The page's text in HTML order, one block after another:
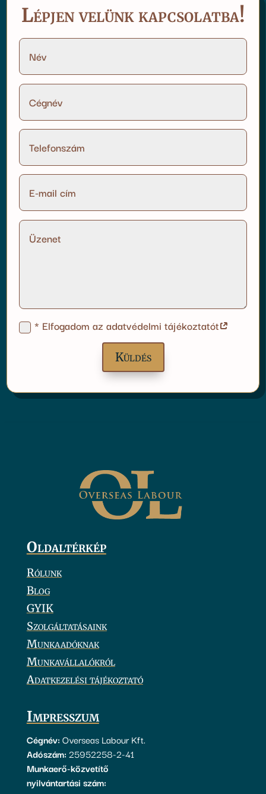
Lépjen velünk kapcsolatba!
* Elfogadom az adatvédelmi tájékoztatót
Oldaltérkép
Rólunk
Blog
GYIK
Szolgáltatásaink
Munkaadóknak
Munkavállalókról
Adatkezelési tájékoztató
Impresszum
Cégnév: Overseas Labour Kft.
Adószám: 25952258-2-41
Munkaerő-közvetítő
nyilvántartási szám: